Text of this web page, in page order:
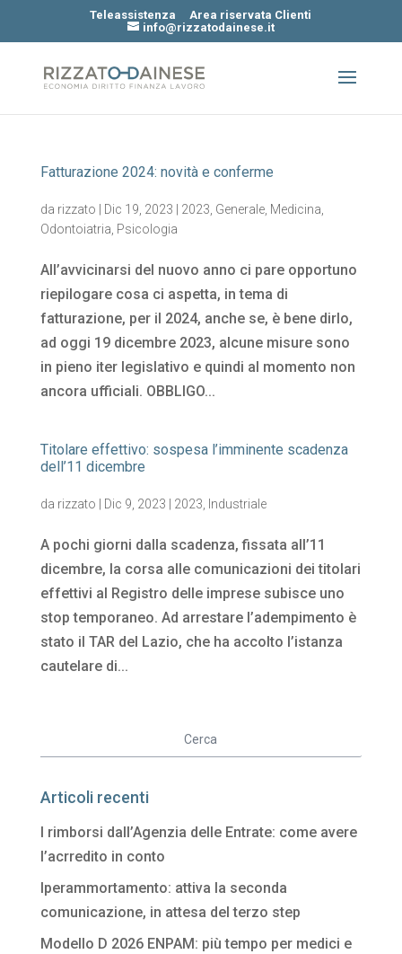
Teleassistenza
Area riservata Clienti
info@rizzatodainese.it
Fatturazione 2024: novità e conferme
da rizzato Dic 19, 2023 2023 Generale, Medicina
Odontoiatria Psicologia
All’avvicinarsi del nuovo anno ci pare opportuno
riepilogare cosa ci aspetta, in tema di
fatturazione, per il 2024, anche se, è bene dirlo,
ad oggi 19 dicembre 2023, alcune misure sono
in pieno iter legislativo e quindi al momento non
ancora ufficiali. OBBLIGO...
Titolare effettivo: sospesa l’imminente scadenza
dell’11 dicembre
da rizzato Dic 9, 2023 2023 Industriale
A pochi giorni dalla scadenza, fissata all’11
dicembre, la corsa alle comunicazioni dei titolari
effettivi al Registro delle imprese subisce uno
stop temporaneo. Ad arrestare l’adempimento è
stato il TAR del Lazio, che ha accolto l’istanza
cautelare di...
Articoli recenti
I rimborsi dall’Agenzia delle Entrate: come avere
l’acrredito in conto
Iperammortamento: attiva la seconda
comunicazione, in attesa del terzo step
Modello D 2026 ENPAM: più tempo per medici e